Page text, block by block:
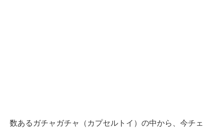
数あるガチャガチャ（カプセルトイ）の中から、今チェ